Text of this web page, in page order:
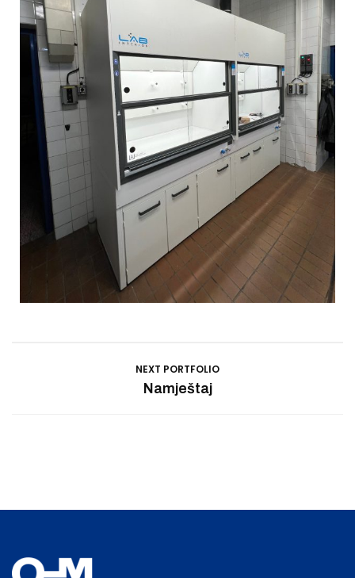
NEXT PORTFOLIO
Namještaj